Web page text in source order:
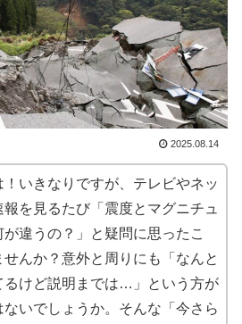
2025.08.14
！いきなりですが、テレビやネッ
報を見るたび「震度とマグニチュ
が違うの？」と疑問に思ったこ
せんか？意外と周りにも「なんと
るけど説明までは…」という方が
ないでしょうか。そんな「今さら